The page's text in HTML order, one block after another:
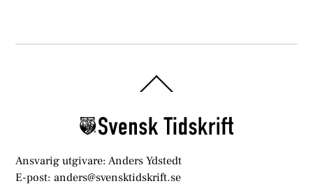
To
Ansvarig utgivare: Anders Ydstedt
E-post: anders@svensktidskrift.se